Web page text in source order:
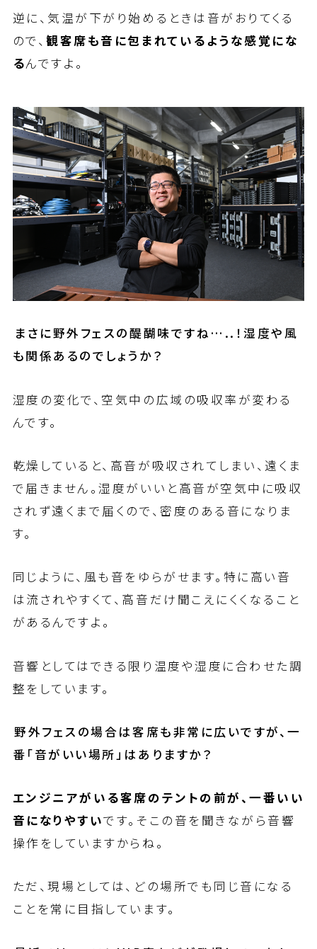
逆に、気温が下がり始めるときは音がおりてくる
ので、観客席も音に包まれているような感覚にな
るんですよ。
――まさに野外フェスの醍醐味ですね…..！湿度や風
も関係あるのでしょうか？
湿度の変化で、空気中の広域の吸収率が変わる
んです。
乾燥していると、高音が吸収されてしまい、遠くま
で届きません。湿度がいいと高音が空気中に吸収
されず遠くまで届くので、密度のある音になりま
す。
同じように、風も音をゆらがせます。特に高い音
は流されやすくて、高音だけ聞こえにくくなること
があるんですよ。
音響としてはできる限り温度や湿度に合わせた調
整をしています。
――野外フェスの場合は客席も非常に広いですが、一
番「音がいい場所」はありますか？
エンジニアがいる客席のテントの前が、一番いい
音になりやすいです。そこの音を聞きながら音響
操作をしていますからね。
ただ、現場としては、どの場所でも同じ音になる
ことを常に目指しています。